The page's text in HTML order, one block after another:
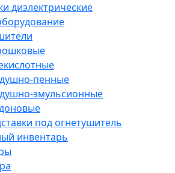
диэлектрические
пенные
эмульсионные
под огнетушитель
инвентарь